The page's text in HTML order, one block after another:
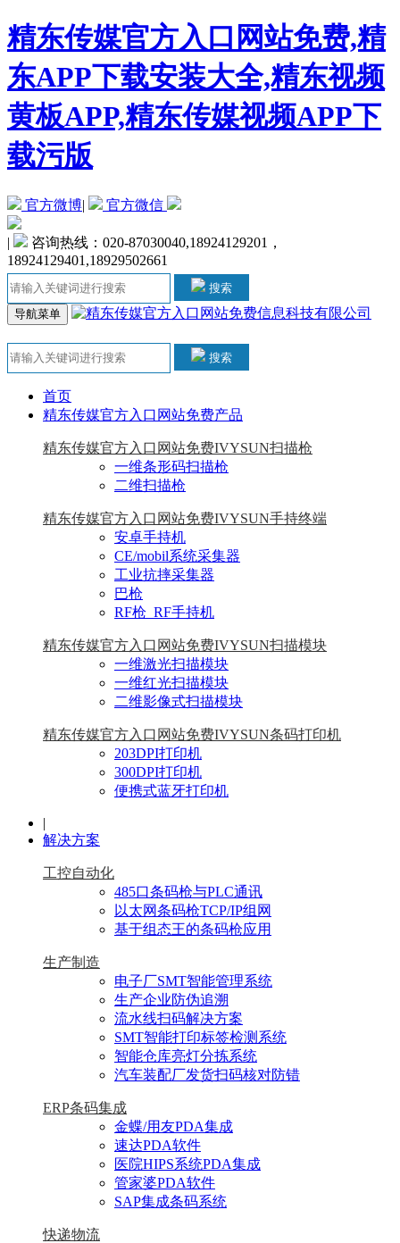
精东传媒官方入口网站免费,精
东APP下载安装大全,精东视频
黄板APP,精东传媒视频APP下
载污版
官方微博| 官方微信
|
咨询热线：020-87030040,18924129201，
18924129401,18929502661
搜索
导航菜单
搜索
首页
精东传媒官方入口网站免费产品
精东传媒官方入口网站免费IVYSUN扫描枪
一维条形码扫描枪
二维扫描枪
精东传媒官方入口网站免费IVYSUN手持终端
安卓手持机
CE/mobil系统采集器
工业抗摔采集器
巴枪
RF枪_RF手持机
精东传媒官方入口网站免费IVYSUN扫描模块
一维激光扫描模块
一维红光扫描模块
二维影像式扫描模块
精东传媒官方入口网站免费IVYSUN条码打印机
203DPI打印机
300DPI打印机
便携式蓝牙打印机
|
解决方案
工控自动化
485口条码枪与PLC通讯
以太网条码枪TCP/IP组网
基于组态王的条码枪应用
生产制造
电子厂SMT智能管理系统
生产企业防伪追溯
流水线扫码解决方案
SMT智能打印标签检测系统
智能仓库亮灯分拣系统
汽车装配厂发货扫码核对防错
ERP条码集成
金蝶/用友PDA集成
速达PDA软件
医院HIPS系统PDA集成
管家婆PDA软件
SAP集成条码系统
快递物流